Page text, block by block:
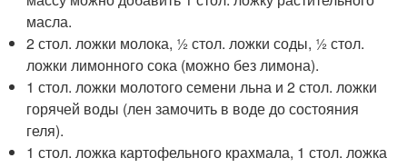
масла.
2 стол. ложки молока, ½ стол. ложки соды, ½ стол.
ложки лимонного сока (можно без лимона).
1 стол. ложки молотого семени льна и 2 стол. ложки
горячей воды (лен замочить в воде до состояния
геля).
1 стол. ложка картофельного крахмала, 1 стол. ложка